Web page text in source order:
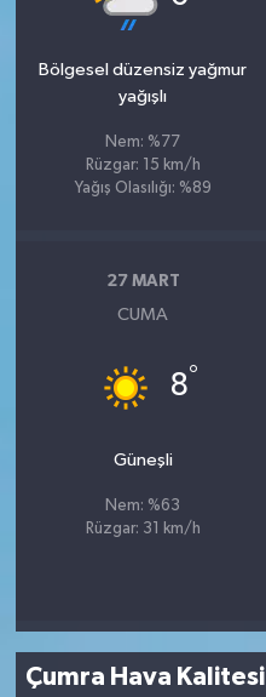
Bölgesel düzensiz yağmur
yağışlı
Nem: %77
Rüzgar: 15 km/h
Yağış Olasılığı: %89
27 MART
CUMA
8°
Güneşli
Nem: %63
Rüzgar: 31 km/h
Çumra Hava Kalitesi